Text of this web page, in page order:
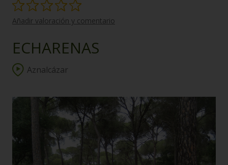
Añadir valoración y comentario
ECHARENAS
Aznalcázar